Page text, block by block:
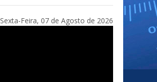
Sexta-Feira, 07 de Agosto de 2026